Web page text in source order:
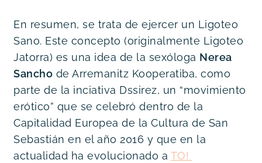
En resumen, se trata de ejercer un Ligoteo
Sano. Este concepto (originalmente Ligoteo
Jatorra) es una idea de la sexóloga Nerea
Sancho de Arremanitz Kooperatiba, como
parte de la inciativa Dssirez, un “movimiento
erótico” que se celebró dentro de la
Capitalidad Europea de la Cultura de San
Sebastián en el año 2016 y que en la
actualidad ha evolucionado a TO!